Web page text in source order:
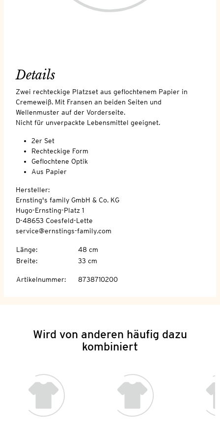
Details
Zwei rechteckige Platzset aus geflochtenem Papier in
Cremeweiß. Mit Fransen an beiden Seiten und
Wellenmuster auf der Vorderseite.
Nicht für unverpackte Lebensmittel geeignet.
2er Set
Rechteckige Form
Geflochtene Optik
Aus Papier
Hersteller:
Ernsting's family GmbH & Co. KG
Hugo-Ernsting-Platz 1
D-48653 Coesfeld-Lette
service@ernstings-family.com
Länge:
48 cm
Breite: 33 cm
Artikelnummer: 8738710200
Wird von anderen häufig dazu
kombiniert